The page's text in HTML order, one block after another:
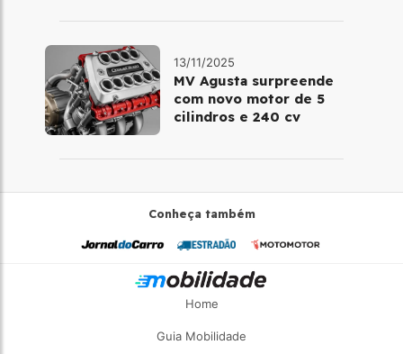
13/11/2025
MV Agusta surpreende
com novo motor de 5
cilindros e 240 cv
Conheça também
Home
Guia Mobilidade